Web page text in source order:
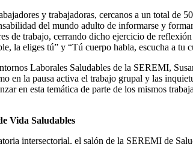
y trabajadoras, cercanos a un total de
del mundo adulto de informarse y
de trabajo, cerrando dicho ejercicio de
la eliges tú” y “Tú cuerpo habla, escucha a tu
Laborales Saludables de la SEREMI,
en la pausa activa el trabajo grupal y las
en esta temática de parte de los mismos
Vida Saludables
intersectorial, el salón de la SEREMI de